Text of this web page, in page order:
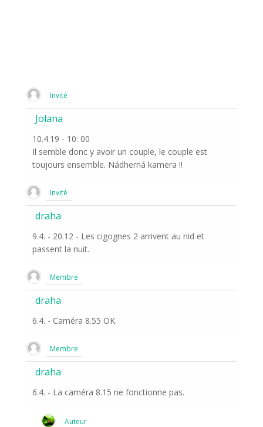
Invité
Jolana
10.4.19 - 10: 00
Il semble donc y avoir un couple, le couple est
toujours ensemble. Nádherná kamera !!
Invité
draha
9.4. - 20.12 - Les cigognes 2 arrivent au nid et
passent la nuit.
Membre
draha
6.4. - Caméra 8.55 OK.
Membre
draha
6.4. - La caméra 8.15 ne fonctionne pas.
Auteur